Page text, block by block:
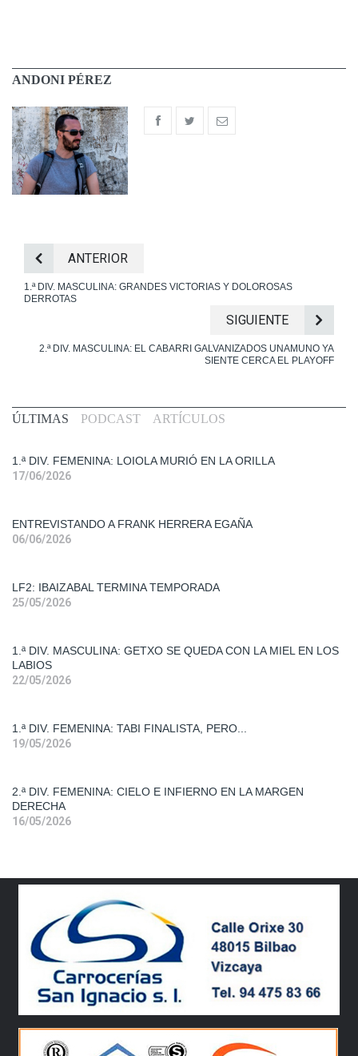
ANDONI PÉREZ
ANTERIOR
1.ª DIV. MASCULINA: GRANDES VICTORIAS Y DOLOROSAS
DERROTAS
SIGUIENTE
2.ª DIV. MASCULINA: EL CABARRI GALVANIZADOS UNAMUNO YA
SIENTE CERCA EL PLAYOFF
ÚLTIMAS PODCAST ARTÍCULOS
Div.
1.ª DIV. FEMENINA: LOIOLA MURIÓ EN LA ORILLA
17/06/2026
ENTREVISTANDO A FRANK HERRERA EGAÑA
06/06/2026
Liga
Femenina
LF2: IBAIZABAL TERMINA TEMPORADA
25/05/2026
Primera
Div.
1.ª DIV. MASCULINA: GETXO SE QUEDA CON LA MIEL EN LOS
LABIOS
22/05/2026
Primera
Div.
1.ª DIV. FEMENINA: TABI FINALISTA, PERO...
19/05/2026
Segunda
2.ª DIV. FEMENINA: CIELO E INFIERNO EN LA MARGEN
DERECHA
16/05/2026